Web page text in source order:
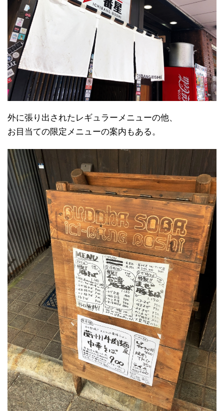
外に張り出されたレギュラーメニューの他、
お目当ての限定メニューの案内もある。